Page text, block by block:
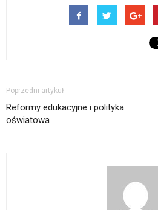
Poprzedni artykuł
Reformy edukacyjne i polityka
oświatowa